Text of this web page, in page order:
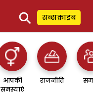
⚲ सब्सक्राइब
आपकी
समस्याएं
राजनीति